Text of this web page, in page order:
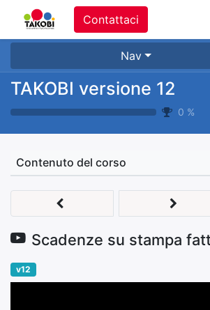
Contattaci
Nav
TAKOBI versione 12
0 %
Contenuto del corso
Scadenze su stampa
v12